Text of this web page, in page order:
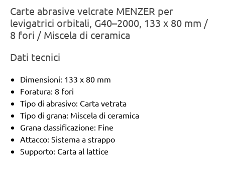
Carte abrasive velcrate MENZER per
levigatrici orbitali, G40–2000, 133 x 80 mm /
8 fori / Miscela di ceramica
Dati tecnici
Dimensioni: 133 x 80 mm
Foratura: 8 fori
Tipo di abrasivo: Carta vetrata
Tipo di grana: Miscela di ceramica
Grana classificazione: Fine
Attacco: Sistema a strappo
Supporto: Carta al lattice